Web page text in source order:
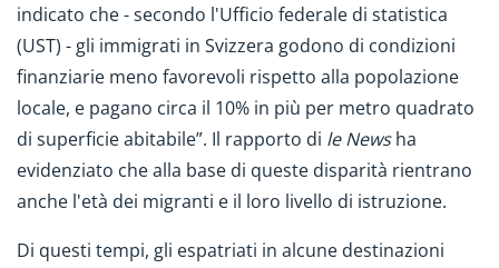
indicato che - secondo l'Ufficio federale di statistica
(UST) - gli immigrati in Svizzera godono di condizioni
finanziarie meno favorevoli rispetto alla popolazione
locale, e pagano circa il 10% in più per metro quadrato
di superficie abitabile”. Il rapporto di le Newsha
evidenziato che alla base di queste disparità rientrano
anche l'età dei migranti e il loro livello di istruzione.
Di questi tempi, gli espatriati in alcune destinazioni